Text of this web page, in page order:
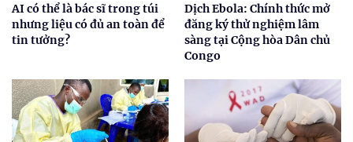
AI có thể là bác sĩ trong túi
nhưng liệu có đủ an toàn để
tin tưởng?
Dịch Ebola: Chính thức mở
đăng ký thử nghiệm lâm
sàng tại Cộng hòa Dân chủ
Congo